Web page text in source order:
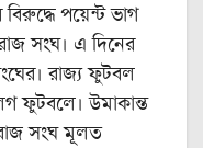
পয়েন্ট ভাগ
সংঘ। এ দিনের
রাজ্য ফুটবল
ফুটবলে। উমাকান্ত
সংঘ মূলত